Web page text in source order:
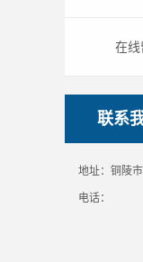
在线
联系
地址：铜陵
电话：